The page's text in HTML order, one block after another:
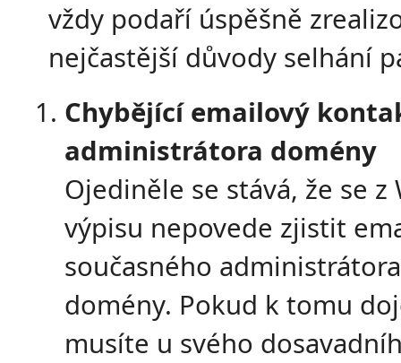
vždy podaří úspěšně
nejčastější důvody selhání
Chybějící emailový
administrátora domény
Ojediněle se stává, že se z
výpisu nepovede zjistit
současného administrátora
domény. Pokud k tomu
musíte u svého